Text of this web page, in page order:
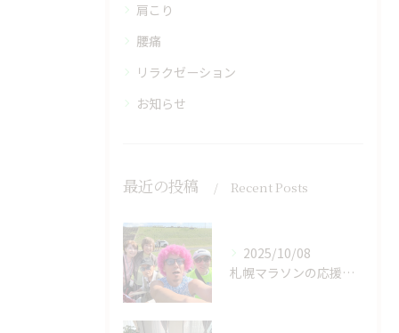
肩こり
腰痛
リラクゼーション
お知らせ
最近の投稿 Recent Posts
2025/10/08
札幌マラソンの応援に行ってきました